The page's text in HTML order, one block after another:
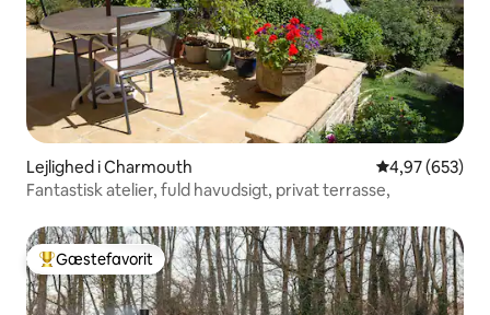
Lejlighed i Charmouth 4,97 ud af 5 i
4,97 (653)
Fantastisk atelier, fuld havudsigt, privat terrasse,
Bedste gæstefavorit
Gæstefavorit